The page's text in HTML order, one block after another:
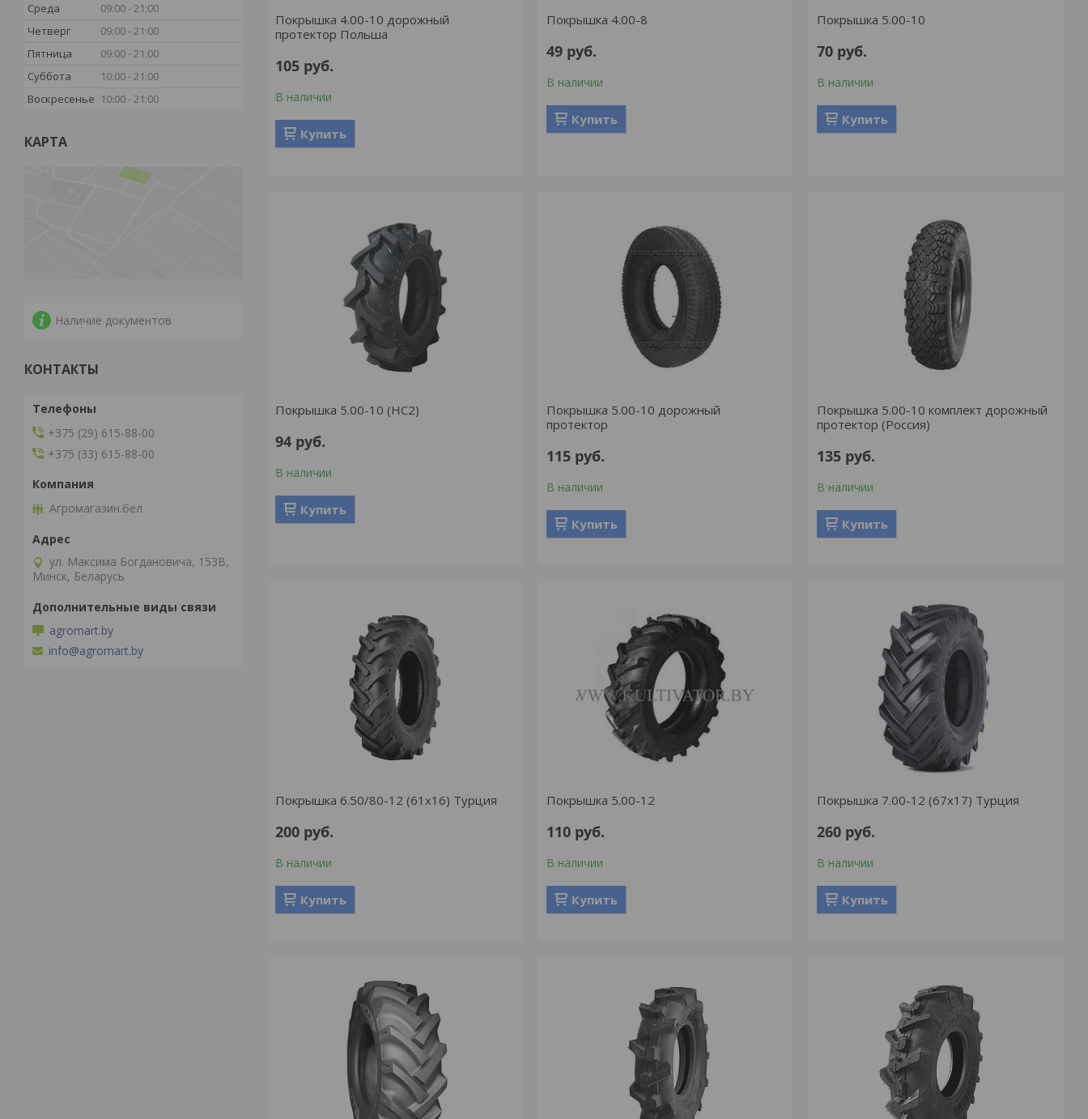
Покрышка 4.00-10 дорожный
протектор Польша
105 руб.
В наличии
Купить
Покрышка 4.00-8
49 руб.
В наличии
Купить
Покрышка 5.00-10
70 руб.
В наличии
Купить
Покрышка 5.00-10 (НС2)
94 руб.
В наличии
Купить
Покрышка 5.00-10 дорожный
протектор
115 руб.
В наличии
Купить
Покрышка 5.00-10 комплект дорожный
протектор (Россия)
135 руб.
В наличии
Купить
Покрышка 6.50/80-12 (61х16) Турция
200 руб.
В наличии
Купить
Покрышка 5.00-12
110 руб.
В наличии
Купить
Покрышка 7.00-12 (67х17) Турция
260 руб.
В наличии
Купить
Среда
09:00 21:00
Четверг
09:00 21:00
Пятница
09:00 21:00
Суббота
10:00 21:00
Воскресенье 10:00 21:00
КАРТА
Наличие документов
КОНТАКТЫ
+375 (29) 615-88-00
+375 (33) 615-88-00
Агромагазин.бел
ул. Максима Богдановича, 153В,
Минск, Беларусь
agromart.by
info@agromart.by